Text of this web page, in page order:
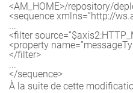
<AM_HOME>/repository/
<sequence xmlns=”http://
...
<filter
<property
</filter>
...
</sequence>
À la suite de cette